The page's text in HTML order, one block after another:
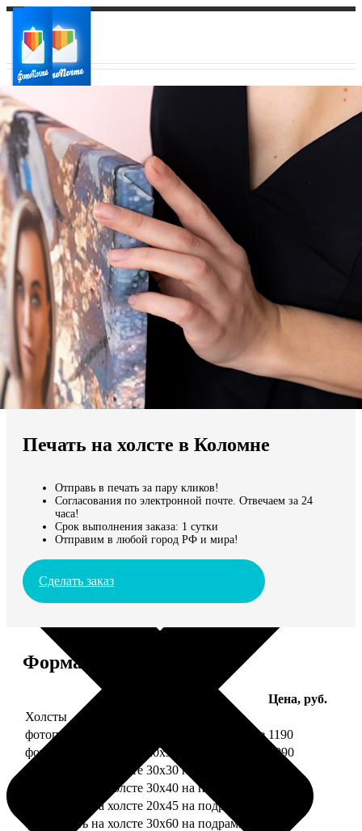
Ваш город:
Ваш регион доставки
Выберите из списка:
Мы доставляем по всему миру
Печать на холсте в Коломне
Отправь в печать за пару кликов!
Согласования по электронной почте. Отвечаем за 24
часа!
Срок выполнения заказа: 1 сутки
Отправим в любой город РФ и мира!
Сделать заказ
Форматы и цены
Цена, руб.
Холсты
фотопечать на холсте 20х20 на подрамнике 1190
фотопечать на холсте 20х30 на подрамнике
1990
фотопечать на холсте 30х30 на подрамнике
фотопечать на холсте 30х40 на подрамнике
фотопечать на холсте 20х45 на подрамнике
фотопечать на холсте 30х60 на подрамнике